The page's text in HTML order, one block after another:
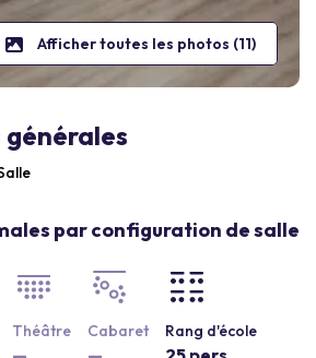
Afficher toutes les photos (11)
par configuration de salle
Théâtre Cabaret Rang d'école